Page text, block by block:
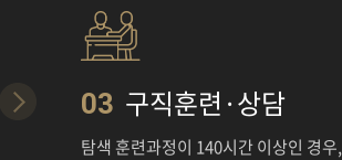
03 구직훈련·상담
탐색 훈련과정이 140시간 이상인 경우,